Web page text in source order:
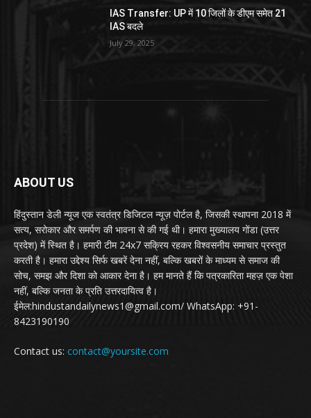
IAS Transfer: UP में 10 जिलों के डीएम समेत 21
IAS बदले
July 29, 2025
ABOUT US
हिंदुस्तान डेली न्यूज एक स्वतंत्र डिजिटल न्यूज़ पोर्टल है, जिसकी स्थापना 2018 में
सत्य, सरोकार और समर्पण की भावना से की गई थी। हमारा मुख्यालय गोंडा (उत्तर
प्रदेश) में स्थित है। हमारी टीम 24x7 सक्रिय रहकर विश्वसनीय समाचार प्रस्तुत
करती है। हमारा उद्देश्य सिर्फ खबरें देना नहीं, बल्कि खबरों के माध्यम से समाज की
सोच, समझ और दिशा को आकार देना है। हम मानते हैं कि पत्रकारिता महज़ एक पेशा
नहीं, बल्कि जनता के प्रति उत्तरदायित्व है।
ईमेल:hindustandailynews1@gmail.com/ WhatsApp: +91-
8423190190
Contact us: contact@yoursite.com